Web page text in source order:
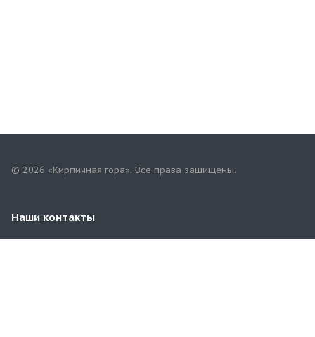
© 2026 «Кирпичная гора». Все права защищены.
Наши контакты
+7(902)329-88-11